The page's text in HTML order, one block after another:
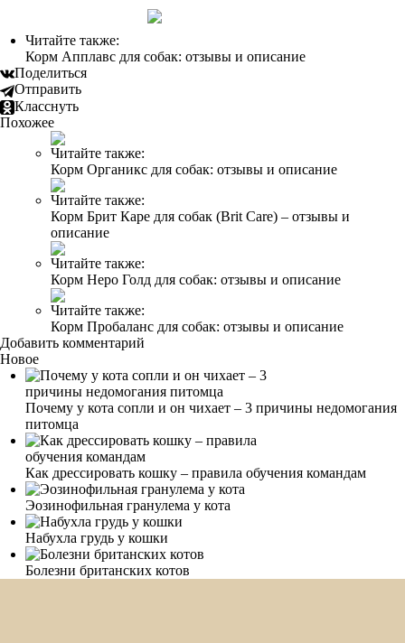
Читайте также:
Корм Апплавс для собак: отзывы и описание
Поделиться
Отправить
Класснуть
Похожее
Читайте также:
Корм Органикс для собак: отзывы и описание
Читайте также:
Корм Брит Каре для собак (Brit Care) – отзывы и
описание
Читайте также:
Корм Неро Голд для собак: отзывы и описание
Читайте также:
Корм Пробаланс для собак: отзывы и описание
Добавить комментарий
Новое
Почему у кота сопли и он чихает – 3 причины недомогания
питомца
Как дрессировать кошку – правила обучения командам
Эозинофильная гранулема у кота
Набухла грудь у кошки
Болезни британских котов